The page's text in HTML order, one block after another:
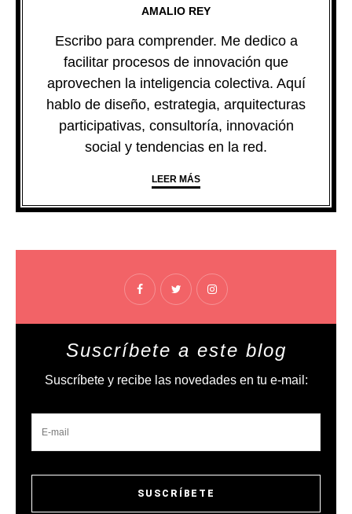
AMALIO REY
Escribo para comprender. Me dedico a
facilitar procesos de innovación que
aprovechen la inteligencia colectiva. Aquí
hablo de diseño, estrategia, arquitecturas
participativas, consultoría, innovación
social y tendencias en la red.
LEER MÁS
Suscríbete a este blog
Suscríbete y recibe las novedades en tu e-mail: